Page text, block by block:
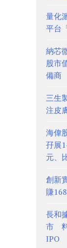
量化
平台
納芯
股市
備商
三生
注皮
海偉
孖展
元、
創新
賺
長和
市 料
IPO